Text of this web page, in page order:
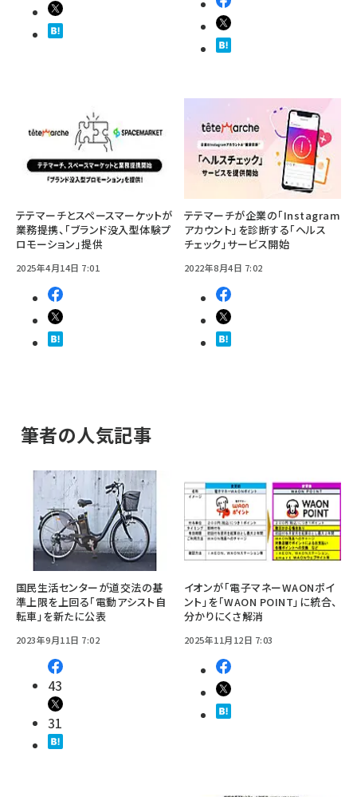
テテマーチとスペースマーケットが
業務提携、「ブランド没入型体験プ
ロモーション」提供
2025年4月14日 7:01
テテマーチが企業の「Instagram
アカウント」を診断する「ヘルス
チェック」サービス開始
2022年8月4日 7:02
筆者の人気記事
国民生活センターが道交法の基
準上限を上回る「電動アシスト自
転車」を新たに公表
2023年9月11日 7:02
43
31
イオンが「電子マネーWAONポイ
ント」を「WAON POINT」に統合、
分かりにくさ解消
2025年11月12日 7:03